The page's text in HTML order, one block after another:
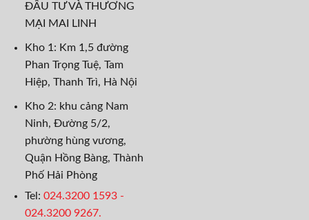
ĐẦU TƯ VÀ THƯƠNG
MẠI MAI LINH
Kho 1: Km 1,5 đường
Phan Trọng Tuệ, Tam
Hiệp, Thanh Trì, Hà Nội
Kho 2: khu cảng Nam
Ninh, Đường 5/2,
phường hùng vương,
Quận Hồng Bàng, Thành
Phố Hải Phòng
Tel: 024.3200 1593 -
024.3200 9267.